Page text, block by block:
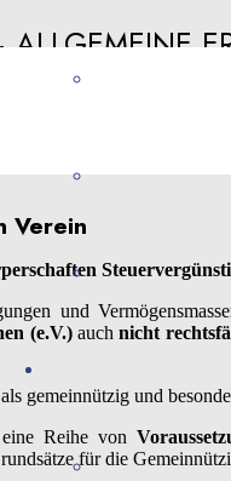
Verein
und
(e.V.)auchnicht
gemeinnützig und
Reihe von
für die